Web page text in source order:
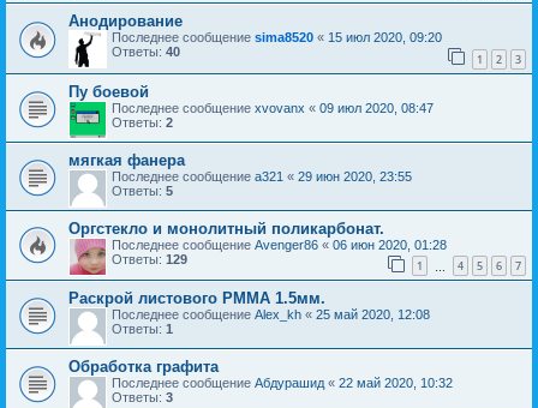
Анодирование
Последнее сообщение sima8520 « 15 июл 2020, 09:20
Ответы: 40 1 2 3
Пу боевой
Последнее сообщение xvovanx « 09 июл 2020, 08:47
Ответы: 2
мягкая фанера
Последнее сообщение a321 « 29 июн 2020, 23:55
Ответы: 5
Оргстекло и монолитный поликарбонат.
Последнее сообщение Avenger86 « 06 июн 2020, 01:28
Ответы: 129 1 4 5 6 7
Раскрой листового РММА 1.5мм.
Последнее сообщение Alex_kh « 25 май 2020, 12:08
Ответы: 1
Обработка графита
Последнее сообщение Абдурашид « 22 май 2020, 10:32
Ответы: 3